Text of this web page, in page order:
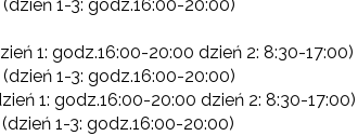
(dzień 1-3: godz.16:00-20:00)
1: godz.16:00-20:00 dzień 2: 8:30-17:00)
(dzień 1-3: godz.16:00-20:00)
1: godz.16:00-20:00 dzień 2: 8:30-17:00)
(dzień 1-3: godz.16:00-20:00)